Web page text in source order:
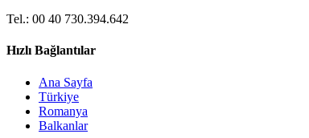
Tel.: 00 40 730.394.642
Hızlı Bağlantılar
Ana Sayfa
Türkiye
Romanya
Balkanlar